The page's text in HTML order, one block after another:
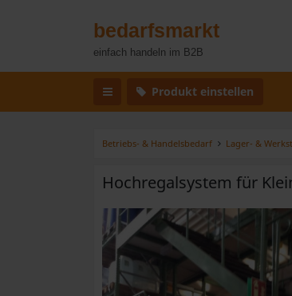
bedarfsmarkt
einfach handeln im B2B
Produkt einstellen
Betriebs- & Handelsbedarf Lager- &
Hochregalsystem für